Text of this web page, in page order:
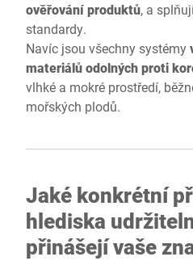
ověřování produktů, a
standardy.
Navíc jsou všechny systémy
materiálů odolných proti
vlhké a mokré prostředí,
mořských plodů.
Jaké konkrétní
hlediska
přinášejí vaše